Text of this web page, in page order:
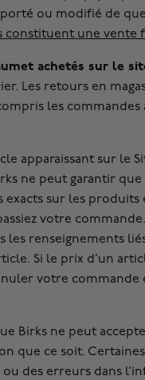
ou modifié de
constituent une
achetés sur le
Les retours en
les
apparaissant sur le
ne peut garantir
sur les
votre
renseignements
Si le prix d’un
votre
Birks ne peut
que ce soit.
des erreurs dans